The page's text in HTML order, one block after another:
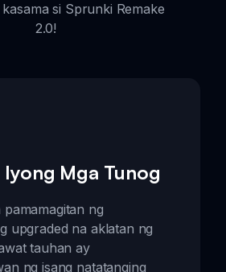
si Sprunki Remake
2.0!
Iyong Mga Tunog
pamamagitan ng
upgraded na aklatan ng
tauhan ay
ng isang natatanging